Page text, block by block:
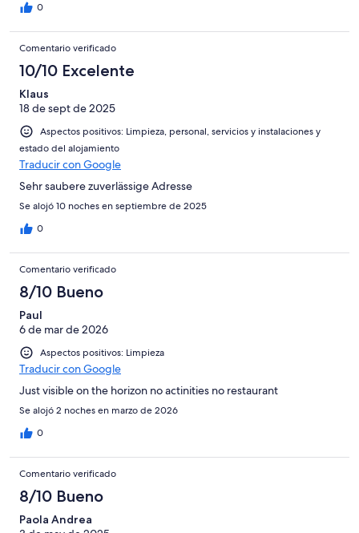
0
Comentario verificado
10/10 Excelente
Klaus
18 de sept de 2025
Aspectos positivos: Limpieza, personal, servicios y instalaciones y
estado del alojamiento
Traducir con Google
Sehr saubere zuverlässige Adresse
Se alojó 10 noches en septiembre de 2025
0
Comentario verificado
8/10 Bueno
Paul
6 de mar de 2026
Aspectos positivos: Limpieza
Traducir con Google
Just visible on the horizon no actinities no restaurant
Se alojó 2 noches en marzo de 2026
0
Comentario verificado
8/10 Bueno
Paola Andrea